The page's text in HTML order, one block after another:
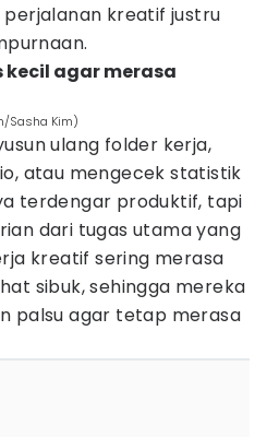
kreatif justru
kecil agar merasa
Sasha Kim)
ulang folder kerja,
atau mengecek statistik
terdengar produktif, tapi
dari tugas utama yang
kreatif sering merasa
sibuk, sehingga mereka
palsu agar tetap merasa